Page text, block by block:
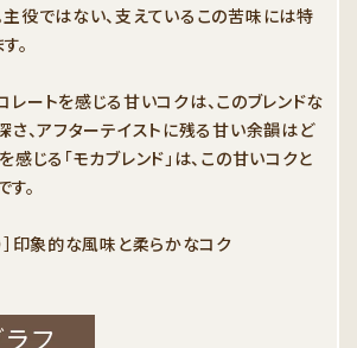
役ではない、支えているこの苦味には特
。
レートを感じる甘いコクは、このブレンドな
さ、アフターテイストに残る甘い余韻はど
感じる「モカブレンド」は、この甘いコクと
。
］印象的な風味と柔らかなコク